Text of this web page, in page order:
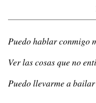
Puedo hablar conmigo
Ver las cosas que no
Puedo llevarme a